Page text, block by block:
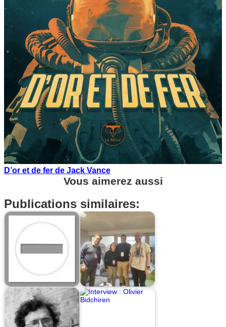
D’or et de fer de Jack Vance
Vous aimerez aussi
Publications similaires: